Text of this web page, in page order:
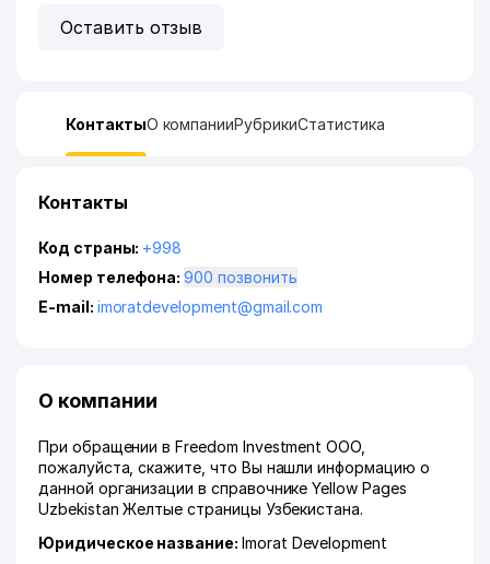
Оставить отзыв
КонтактыО компанииРубрикиСтатистика
Контакты
Код страны: +998
Номер телефона:900 позвонить
E-mail: imoratdevelopment@gmail.com
О компании
При обращении в Freedom Investment ООО,
пожалуйста, скажите, что Вы нашли информацию о
данной организации в справочнике Yellow Pages
Uzbekistan Желтые страницы Узбекистана.
Юридическое название: Imorat Development